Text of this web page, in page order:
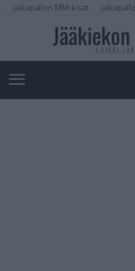
Jalkapallon MM-kisat
KAIKKI